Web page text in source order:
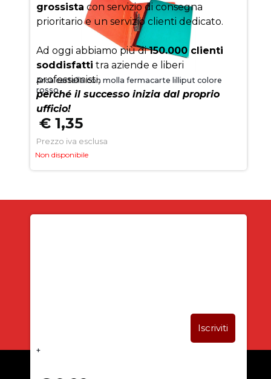
Arca cartella con molla fermacarte lilliput colore
rosso
€ 1,35
Prezzo iva esclusa
Non disponibile
+
grossista con servizio di consegna
prioritario e un servizio clienti dedicato.
Ad oggi abbiamo più di150.000 clienti
soddisfatti tra aziende e liberi
professionisti,
perché il successo inizia dal proprio
ufficio!